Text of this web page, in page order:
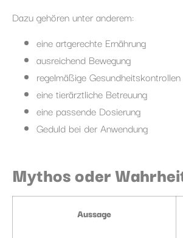
Dazu gehören unter anderem:
eine artgerechte Ernährung
ausreichend Bewegung
regelmäßige Gesundheitskontrollen
eine tierärztliche Betreuung
eine passende Dosierung
Geduld bei der Anwendung
Mythos oder
Aussage